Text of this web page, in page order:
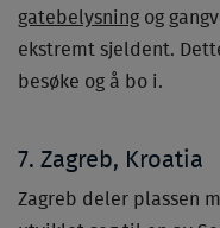
gatebelysning og
ekstremt sjeldent.
besøke og å bo i.
7. Zagreb, Kroatia
Zagreb deler plassen